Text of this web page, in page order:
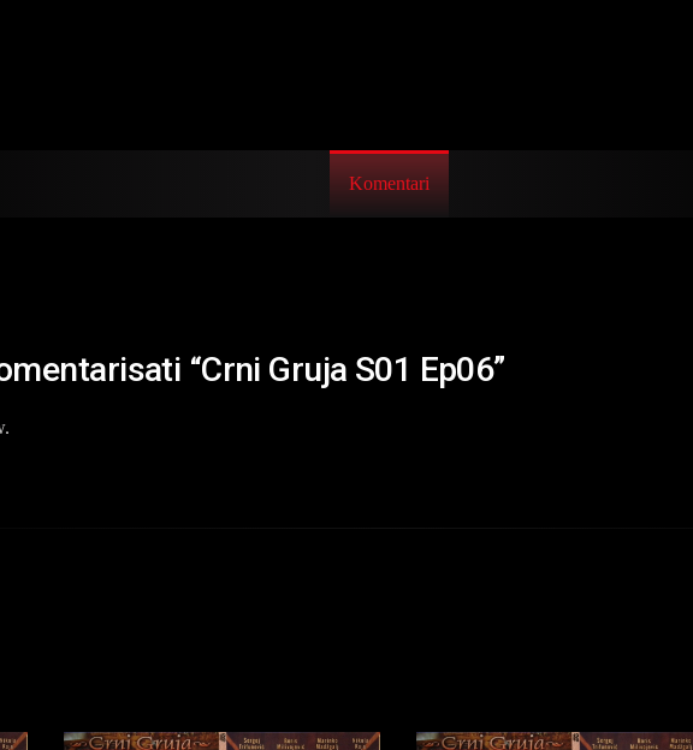
Komentari
“Crni Gruja S01 Ep06”